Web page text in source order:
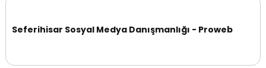
Seferihisar Sosyal Medya Danışmanlığı - Proweb